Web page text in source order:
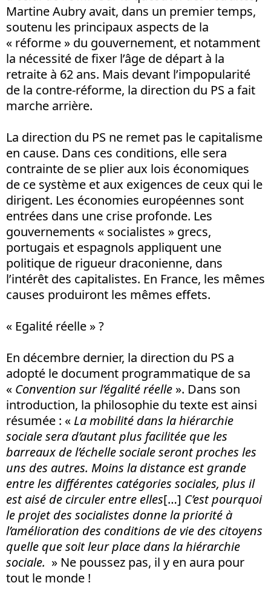
Martine Aubry avait, dans un premier temps,
soutenu les principaux aspects de la
« réforme » du gouvernement, et notamment
la nécessité de fixer l’âge de départ à la
retraite à 62 ans. Mais devant l’impopularité
de la contre-réforme, la direction du PS a fait
marche arrière.
La direction du PS ne remet pas le capitalisme
en cause. Dans ces conditions, elle sera
contrainte de se plier aux lois économiques
de ce système et aux exigences de ceux qui le
dirigent. Les économies européennes sont
entrées dans une crise profonde. Les
gouvernements « socialistes » grecs,
portugais et espagnols appliquent une
politique de rigueur draconienne, dans
l’intérêt des capitalistes. En France, les mêmes
causes produiront les mêmes effets.
« Egalité réelle » ?
En décembre dernier, la direction du PS a
adopté le document programmatique de sa
« Convention sur l’égalité réelle ». Dans son
introduction, la philosophie du texte est ainsi
résumée : « La mobilité dans la hiérarchie
sociale sera d’autant plus facilitée que les
barreaux de l’échelle sociale seront proches les
uns des autres. Moins la distance est grande
entre les différentes catégories sociales, plus il
est aisé de circuler entre elles[…] C’est pourquoi
le projet des socialistes donne la priorité à
l’amélioration des conditions de vie des citoyens
quelle que soit leur place dans la hiérarchie
sociale. » Ne poussez pas, il y en aura pour
tout le monde !